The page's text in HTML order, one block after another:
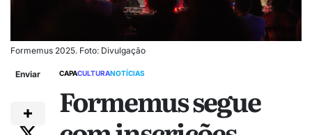
Formemus 2025. Foto: Divulgação
Enviar CAPACULTURANOTÍCIAS
Formemus segue